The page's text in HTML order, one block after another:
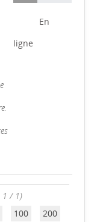
En
ligne
1 / 1)
100 200